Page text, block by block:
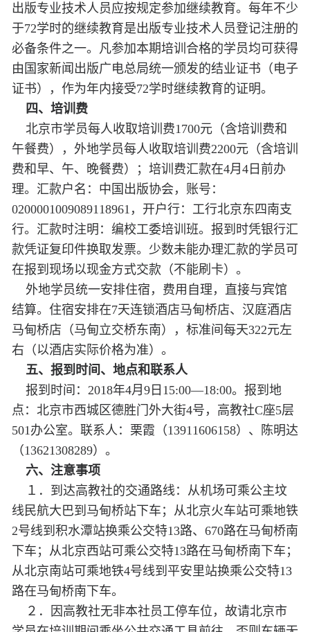
出版专业技术人员应按规定参加继续教育。每年不少
于72学时的继续教育是出版专业技术人员登记注册的
必备条件之一。凡参加本期培训合格的学员均可获得
由国家新闻出版广电总局统一颁发的结业证书（电子
证书），作为年内接受72学时继续教育的证明。
四、培训费
北京市学员每人收取培训费1700元（含培训费和
午餐费），外地学员每人收取培训费2200元（含培训
费和早、午、晚餐费）；培训费汇款在4月4日前办
理。汇款户名：中国出版协会，账号：
0200001009089118961，开户行：工行北京东四南支
行。汇款时注明：编校工委培训班。报到时凭银行汇
款凭证复印件换取发票。少数未能办理汇款的学员可
在报到现场以现金方式交款（不能刷卡）。
外地学员统一安排住宿，费用自理，直接与宾馆
结算。住宿安排在7天连锁酒店马甸桥店、汉庭酒店
马甸桥店（马甸立交桥东南），标准间每天322元左
右（以酒店实际价格为准）。
五、报到时间、地点和联系人
报到时间：2018年4月9日15:00—18:00。报到地
点：北京市西城区德胜门外大街4号，高教社C座5层
501办公室。联系人：栗霞（13911606158）、陈明达
（13621308289）。
六、注意事项
１．到达高教社的交通路线：从机场可乘公主坟
线民航大巴到马甸桥站下车；从北京火车站可乘地铁
2号线到积水潭站换乘公交特13路、670路在马甸桥南
下车；从北京西站可乘公交特13路在马甸桥南下车；
从北京南站可乘地铁4号线到平安里站换乘公交特13
路在马甸桥南下车。
２．因高教社无非本社员工停车位，故请北京市